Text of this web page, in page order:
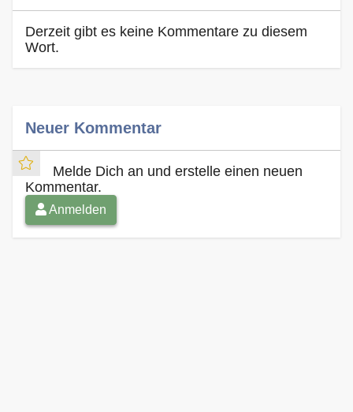
Derzeit gibt es keine Kommentare zu diesem
Wort.
Neuer Kommentar
Melde Dich an und erstelle einen neuen
Kommentar.
Anmelden